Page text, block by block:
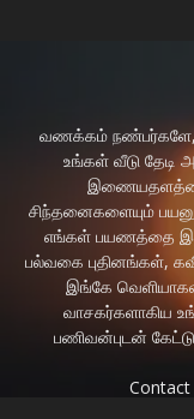
வணக்கம் நண்பர்களே,
உங்கள் வீடு தேடி
இணையதளத்தை
சிந்தனைகளையும்
எங்கள் பயணத்தை
பல்வகை புதினங்கள்,
இங்கே
வாசகர்களாகிய
பணிவன்புடன்
Contact